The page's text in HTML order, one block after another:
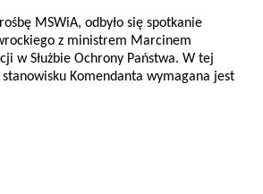
MSWiA, odbyło się spotkanie
z ministrem Marcinem
w Służbie Ochrony Państwa. W tej
Komendanta wymagana jest